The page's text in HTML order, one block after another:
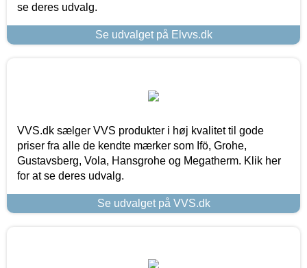
se deres udvalg.
Se udvalget på Elvvs.dk
VVS.dk sælger VVS produkter i høj kvalitet til gode
priser fra alle de kendte mærker som Ifö, Grohe,
Gustavsberg, Vola, Hansgrohe og Megatherm. Klik her
for at se deres udvalg.
Se udvalget på VVS.dk